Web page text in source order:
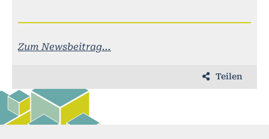
Zum Newsbeitrag...
Teilen